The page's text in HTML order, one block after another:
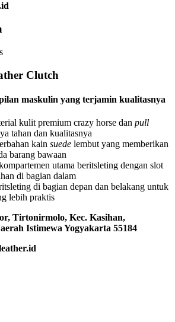
Clutch
maskulin yang terjamin kualitasnya
kulit premium crazy horse dan pull
tahan dan kualitasnya
kain suede lembut yang memberikan
barang bawaan
utama beritsleting dengan slot
di bagian dalam
di bagian depan dan belakang untuk
lebih praktis
Tirtonirmolo, Kec. Kasihan,
Istimewa Yogyakarta 55184